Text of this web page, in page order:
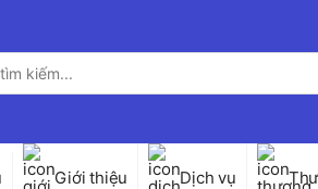
Giới thiệu Dịch vụ